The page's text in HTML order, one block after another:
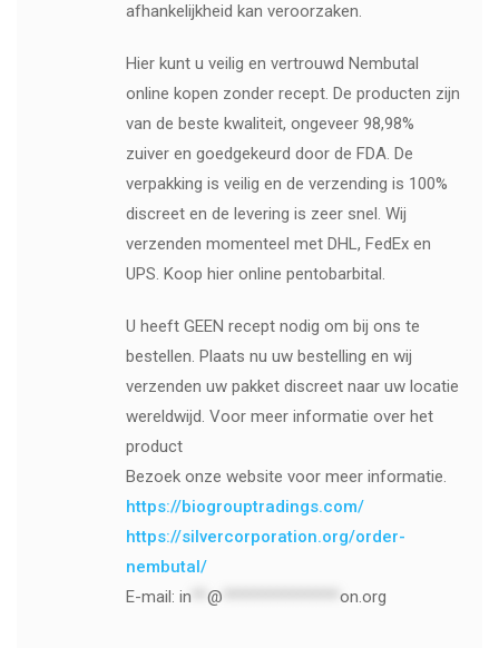
afhankelijkheid kan veroorzaken.
Hier kunt u veilig en vertrouwd Nembutal
online kopen zonder recept. De producten zijn
van de beste kwaliteit, ongeveer 98,98%
zuiver en goedgekeurd door de FDA. De
verpakking is veilig en de verzending is 100%
discreet en de levering is zeer snel. Wij
verzenden momenteel met DHL, FedEx en
UPS. Koop hier online pentobarbital.
U heeft GEEN recept nodig om bij ons te
bestellen. Plaats nu uw bestelling en wij
verzenden uw pakket discreet naar uw locatie
wereldwijd. Voor meer informatie over het
product
Bezoek onze website voor meer informatie.
https://biogrouptradings.com/
https://silvercorporation.org/order-
nembutal/
E-mail: in @ on.org